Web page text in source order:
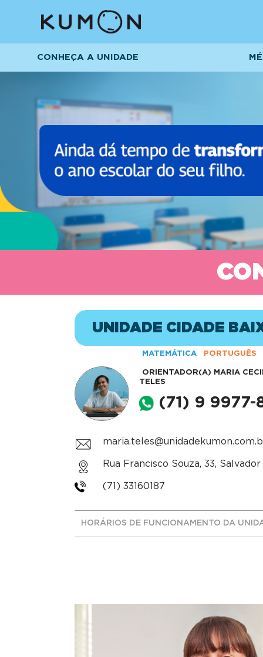
CONHEÇA A UNIDADE
UNIDADE CIDADE
MATEMÁTICA PORTUGUÊS
ORIENTADOR(A)
MARIA
TELES
(71) 9 9977-
Rua Francisco Souza, 33,
(71) 33160187
HORÁRIOS DE FUNCIONAMENTO DA